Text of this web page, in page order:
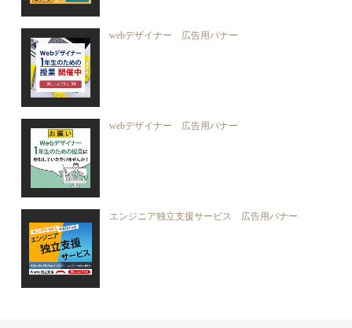
webデザイナー 広告用バナー
webデザイナー 広告用バナー
エンジニア独立支援サービス 広告用バナー